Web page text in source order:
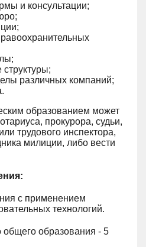
и консультации;
структуры;
различных компаний;
образованием может
прокурора, судьи,
трудового инспектора,
милиции, либо вести
с применением
технологий.
общего образования - 5